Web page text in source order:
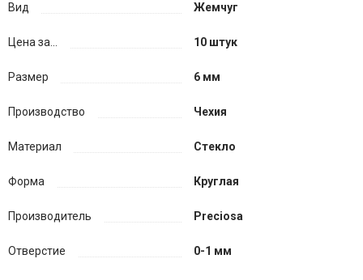
Вид Жемчуг
Цена за... 10 штук
Размер 6 мм
Производство Чехия
Материал Стекло
Форма Круглая
Производитель Preciosa
Отверстие 0-1 мм